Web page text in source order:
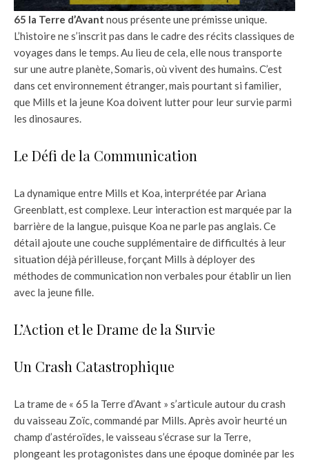
65 la Terre d’Avant nous présente une prémisse unique.
L’histoire ne s’inscrit pas dans le cadre des récits classiques de
voyages dans le temps. Au lieu de cela, elle nous transporte
sur une autre planète, Somaris, où vivent des humains. C’est
dans cet environnement étranger, mais pourtant si familier,
que Mills et la jeune Koa doivent lutter pour leur survie parmi
les dinosaures.
Le Défi de la Communication
La dynamique entre Mills et Koa, interprétée par Ariana
Greenblatt, est complexe. Leur interaction est marquée par la
barrière de la langue, puisque Koa ne parle pas anglais. Ce
détail ajoute une couche supplémentaire de difficultés à leur
situation déjà périlleuse, forçant Mills à déployer des
méthodes de communication non verbales pour établir un lien
avec la jeune fille.
L’Action et le Drame de la Survie
Un Crash Catastrophique
La trame de « 65 la Terre d’Avant » s’articule autour du crash
du vaisseau Zoïc, commandé par Mills. Après avoir heurté un
champ d’astéroïdes, le vaisseau s’écrase sur la Terre,
plongeant les protagonistes dans une époque dominée par les